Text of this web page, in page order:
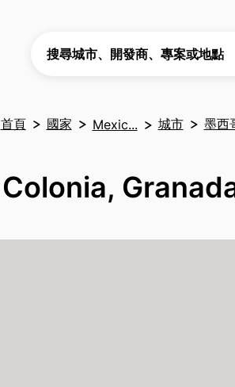
搜尋城市、開發商、專案或地點
首頁 國家 Mexic... 城市 墨西
Colonia,